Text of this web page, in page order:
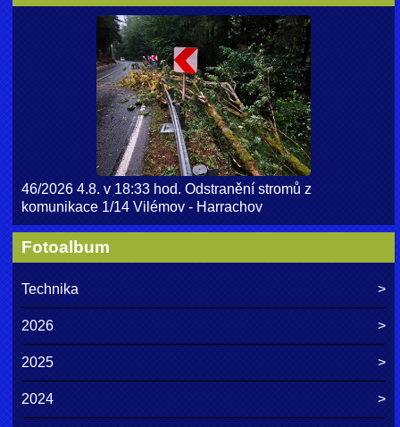
46/2026 4.8. v 18:33 hod. Odstranění stromů z
komunikace 1/14 Vilémov - Harrachov
Fotoalbum
Technika
2026
2025
2024